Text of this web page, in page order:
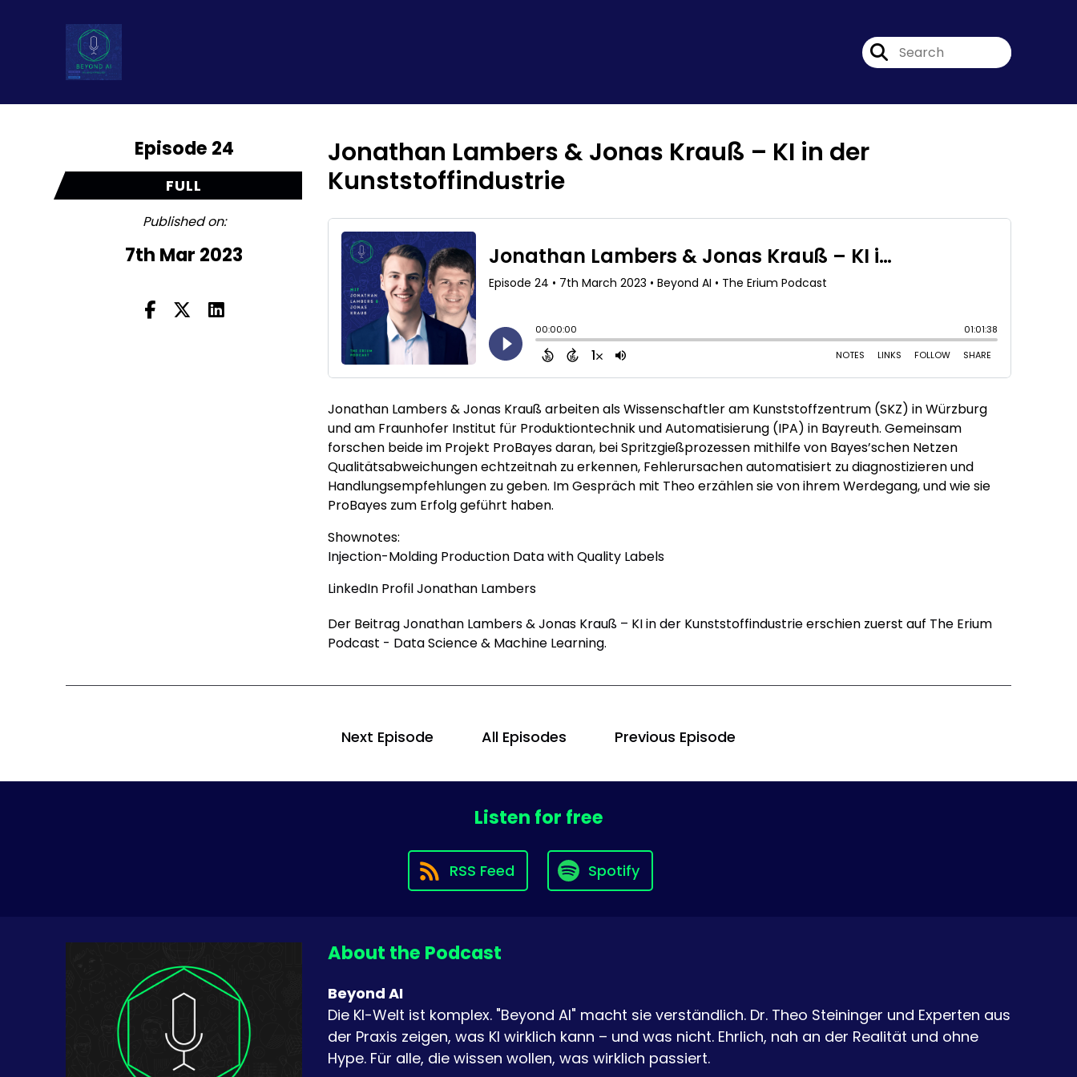
Episode 24
FULL
Published on:
7th Mar 2023
Jonathan Lambers & Jonas Krauß – KI in der
Kunststoffindustrie
Jonathan Lambers & Jonas Krauß arbeiten als Wissenschaftler am Kunststoffzentrum (SKZ) in Würzburg
und am Fraunhofer Institut für Produktiontechnik und Automatisierung (IPA) in Bayreuth. Gemeinsam
forschen beide im Projekt ProBayes daran, bei Spritzgießprozessen mithilfe von Bayes’schen Netzen
Qualitätsabweichungen echtzeitnah zu erkennen, Fehlerursachen automatisiert zu diagnostizieren und
Handlungsempfehlungen zu geben. Im Gespräch mit Theo erzählen sie von ihrem Werdegang, und wie sie
ProBayes zum Erfolg geführt haben.
Shownotes:
Injection-Molding Production Data with Quality Labels
LinkedIn Profil Jonathan Lambers
Der BeitragJonathan Lambers & Jonas Krauß – KI in der Kunststoffindustrieerschien zuerst auf The Erium
Podcast - Data Science & Machine Learning.
Next Episode All Episodes Previous Episode
Listen for free
RSS Feed Spotify
About the Podcast
Beyond AI
Die KI-Welt ist komplex. "Beyond AI" macht sie verständlich. Dr. Theo Steininger und Experten aus
der Praxis zeigen, was KI wirklich kann – und was nicht. Ehrlich, nah an der Realität und ohne
Hype. Für alle, die wissen wollen, was wirklich passiert.